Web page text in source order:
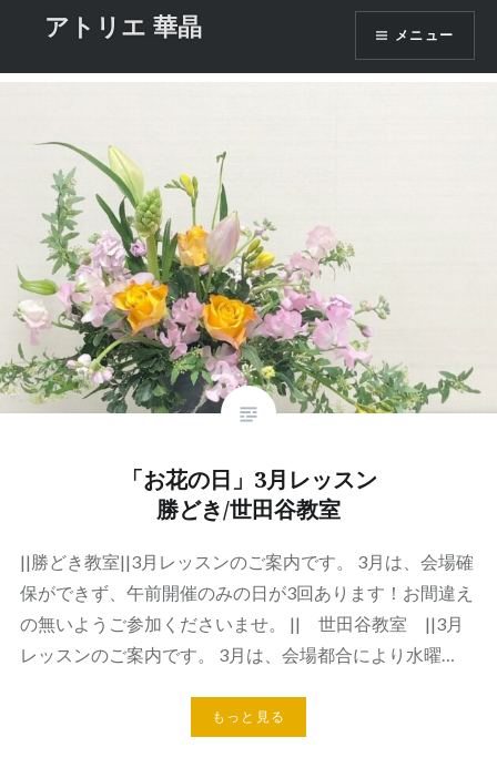
テ
アトリエ 華晶 メニュー
月:
「お花の日」3月レッスン
勝どき/世田谷教室
||勝どき教室||3月レッスンのご案内です。 3月は、会場確
保ができず、午前開催のみの日が3回あります！お間違え
の無いようご参加くださいませ。 || 世田谷教室 ||3月
レッスンのご案内です。 3月は、会場都合により水曜…
もっと見る